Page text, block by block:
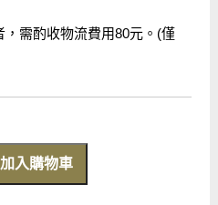
，需酌收物流費用80元。(僅
加入購物車